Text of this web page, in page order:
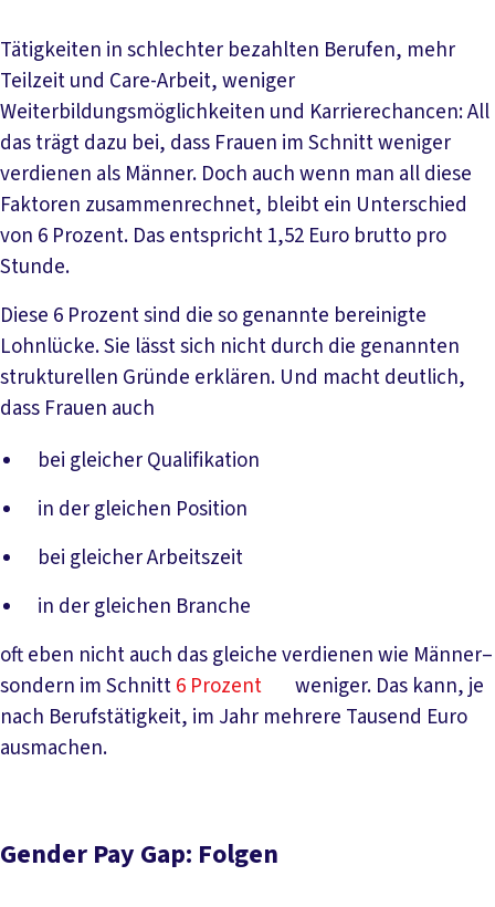
Tätigkeiten in schlechter bezahlten Berufen, mehr
Teilzeit und Care-Arbeit, weniger
Weiterbildungsmöglichkeiten und Karrierechancen: All
das trägt dazu bei, dass Frauen im Schnitt weniger
verdienen als Männer. Doch auch wenn man all diese
Faktoren zusammenrechnet, bleibt ein Unterschied
von 6 Prozent. Das entspricht 1,52 Euro brutto pro
Stunde.
Diese 6 Prozent sind die so genannte bereinigte
Lohnlücke. Sie lässt sich nicht durch die genannten
strukturellen Gründe erklären. Und macht deutlich,
dass Frauen auch
bei gleicher Qualifikation
in der gleichen Position
bei gleicher Arbeitszeit
in der gleichen Branche
oft eben nicht auch das gleiche verdienen wie Männer–
sondern im Schnitt6 Prozent
weniger. Das kann, je
nach Berufstätigkeit, im Jahr mehrere Tausend Euro
ausmachen.
Gender Pay Gap: Folgen